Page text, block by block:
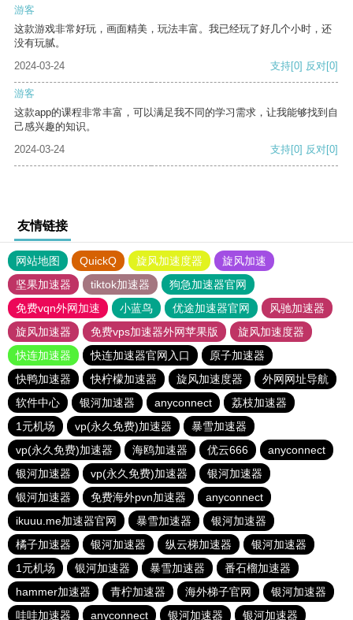
游客
这款游戏非常好玩，画面精美，玩法丰富。我已经玩了好几个小时，还
没有玩腻。
2024-03-24
支持[0] 反对[0]
游客
这款app的课程非常丰富，可以满足我不同的学习需求，让我能够找到自
己感兴趣的知识。
2024-03-24
支持[0] 反对[0]
友情链接
网站地图 QuickQ 旋风加速度器
旋风加速
坚果加速器
tiktok加速器
狗急加速器官网
免费vqn外网加速
小蓝鸟 优途加速器官网
风驰加速器
旋风加速器
免费vps加速器外网苹果版
旋风加速度器
快连加速器
快连加速器官网入口
原子加速器
快鸭加速器
快柠檬加速器 旋风加速度器
外网网址导航
软件中心
银河加速器 anyconnect
荔枝加速器
1元机场
vp(永久免费)加速器
暴雪加速器
vp(永久免费)加速器
海鸥加速器 优云666
anyconnect
银河加速器
vp(永久免费)加速器
银河加速器
银河加速器
免费海外pvn加速器
anyconnect
ikuuu.me加速器官网
暴雪加速器
银河加速器
橘子加速器
银河加速器 纵云梯加速器
银河加速器
1元机场
银河加速器 暴雪加速器
番石榴加速器
hammer加速器
青柠加速器 海外梯子官网
银河加速器
哇哇加速器
anyconnect 银河加速器 银河加速器